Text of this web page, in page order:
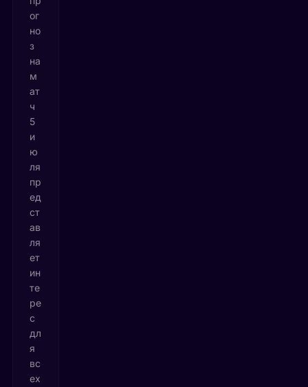
ог
но
з
на
м
ат
ч
5
и
ю
ля
пр
ед
ст
ав
ля
ет
ин
те
ре
с
дл
я
вс
ех